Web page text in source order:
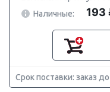
Наличные:
193
Срок поставки: заказ